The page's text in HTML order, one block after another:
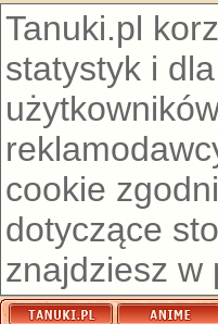
Tanuki.pl
statystyk i
cookie
dotyczące
znajdziesz w